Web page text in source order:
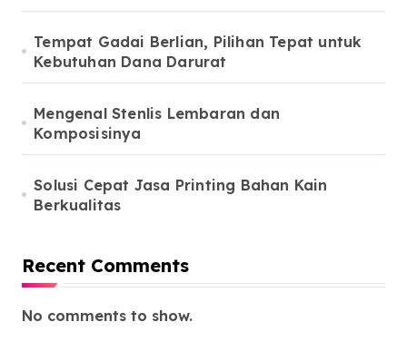
Tempat Gadai Berlian, Pilihan Tepat untuk
Kebutuhan Dana Darurat
Mengenal Stenlis Lembaran dan
Komposisinya
Solusi Cepat Jasa Printing Bahan Kain
Berkualitas
Recent Comments
No comments to show.